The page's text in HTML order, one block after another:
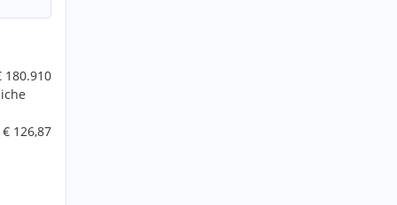
180.910
€ 126,87